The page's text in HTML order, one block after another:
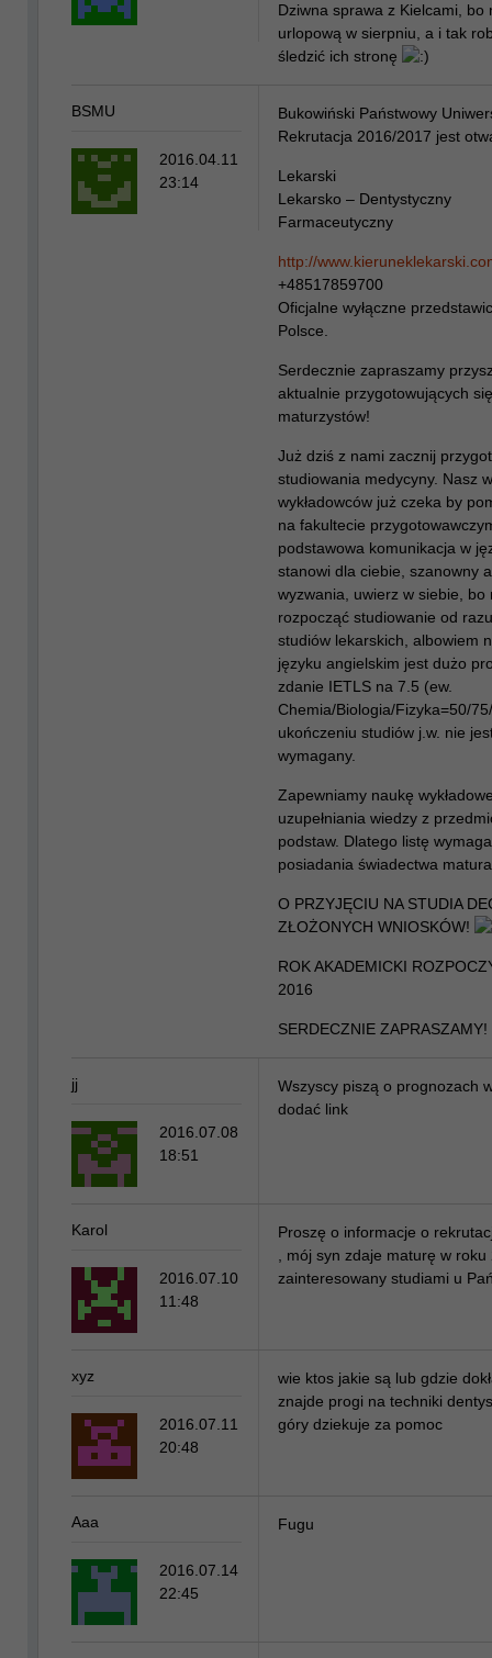
Dziwna sprawa z Kielcami, bo
urlopową w sierpniu, a i tak
śledzić ich stronę
Bukowiński Państwowy
Rekrutacja 2016/2017 jest
Lekarski
Lekarsko – Dentystyczny
Farmaceutyczny
http://
+48517859700
Oficjalne wyłączne
Polsce.
Serdecznie zapraszamy
aktualnie przygotowujących
maturzystów!
Już dziś z nami zacznij
studiowania medycyny. Nasz
wykładowców już czeka by
na fakultecie
podstawowa komunikacja w
stanowi dla ciebie, szanowny
wyzwania, uwierz w siebie,
rozpocząć studiowanie od
studiów lekarskich, albowiem
języku angielskim jest dużo
zdanie IETLS na 7.5 (ew.
Chemia/Biologia/Fizyka=50/
ukończeniu studiów j.w. nie
wymagany.
Zapewniamy naukę
uzupełniania wiedzy z
podstaw. Dlatego listę
posiadania świadectwa
O PRZYJĘCIU NA STUDIA
ZŁOŻONYCH WNIOSKÓW!
ROK AKADEMICKI
2016
SERDECZNIE ZAPRASZAMY!
BSMU
2016.04.11
23:14
Wszyscy piszą o prognozach
dodać link
jj
2016.07.08
18:51
Proszę o informacje o
, mój syn zdaje maturę w roku
zainteresowany studiami u
Karol
2016.07.10
11:48
wie ktos jakie są lub gdzie
znajde progi na techniki
góry dziekuje za pomoc
xyz
2016.07.11
20:48
Fugu
Aaa
2016.07.14
22:45